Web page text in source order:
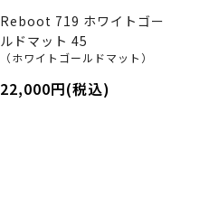
Reboot 719 ホワイトゴー
ルドマット 45
（ホワイトゴールドマット）
22,000円(税込)